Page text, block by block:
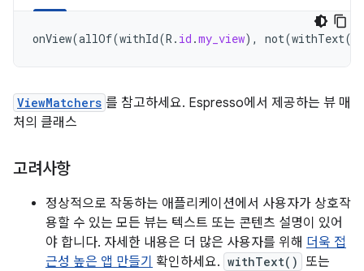
onView(allOf(withId(R . id .my_view), not(withText(
ViewMatchers 를 참고하세요. Espresso에서 제공하는 뷰 매
처의 클래스
고려사항
정상적으로 작동하는 애플리케이션에서 사용자가 상호작
용할 수 있는 모든 뷰는 텍스트 또는 콘텐츠 설명이 있어
야 합니다. 자세한 내용은 더 많은 사용자를 위해 더욱 접
근성 높은 앱 만들기 확인하세요. withText() 또는